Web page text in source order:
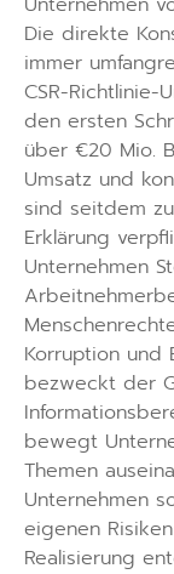
Die direkte
immer
CSR-Richtlinie-
den ersten
über €20 Mio.
Umsatz und
sind seitdem
Erklärung
Unternehmen
Korruption und
bezweckt der
bewegt
Themen
Unternehmen
eigenen
Realisierung